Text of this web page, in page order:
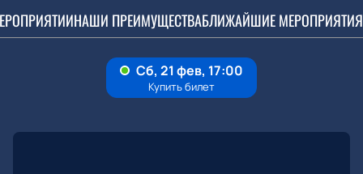
НАШИ ПРЕИМУЩЕСТВАБЛИЖАЙШИЕ МЕРОПРИЯТИЯ